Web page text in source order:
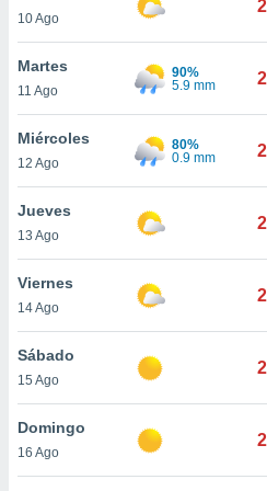
más
nuestra
y
de
disponible
cookies
aceptar
10 Ago
Martes
11 Ago
90%
5.9 mm
Miércoles
12 Ago
80%
0.9 mm
Jueves
13 Ago
Viernes
14 Ago
Sábado
15 Ago
Domingo
16 Ago